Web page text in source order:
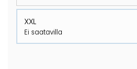
XXL
Ei saatavilla